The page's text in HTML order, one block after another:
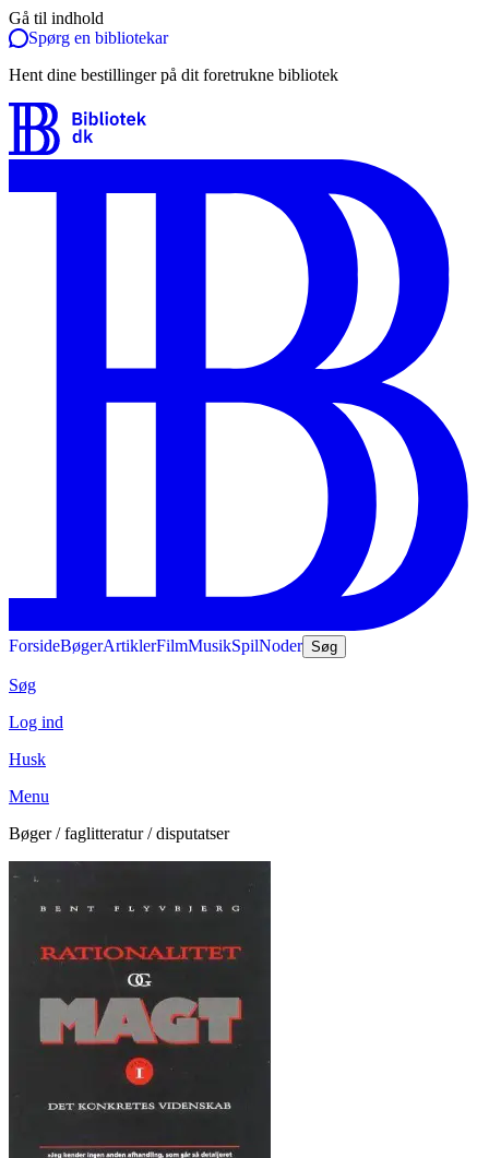
Gå til indhold
Spørg en bibliotekar
Hent dine bestillinger på dit foretrukne bibliotek
ForsideBøgerArtiklerFilmMusikSpilNoder Søg
Søg
Log ind
Husk
Menu
Bøger / faglitteratur / disputatser